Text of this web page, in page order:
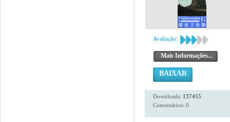
Avaliação:
Mais Informações...
BAIXAR
Downloads: 137455
Comentários: 0